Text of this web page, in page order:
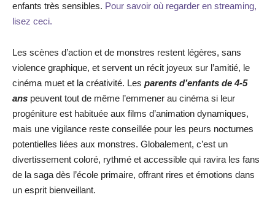
enfants très sensibles. Pour savoir où regarder en streaming,
lisez ceci.
Les scènes d’action et de monstres restent légères, sans
violence graphique, et servent un récit joyeux sur l’amitié, le
cinéma muet et la créativité. Les parents d’enfants de 4-5
ans peuvent tout de même l’emmener au cinéma si leur
progéniture est habituée aux films d’animation dynamiques,
mais une vigilance reste conseillée pour les peurs nocturnes
potentielles liées aux monstres. Globalement, c’est un
divertissement coloré, rythmé et accessible qui ravira les fans
de la saga dès l’école primaire, offrant rires et émotions dans
un esprit bienveillant.